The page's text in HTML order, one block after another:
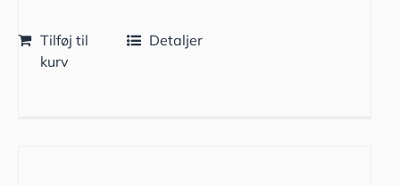
Tilføj til
kurv
Detaljer